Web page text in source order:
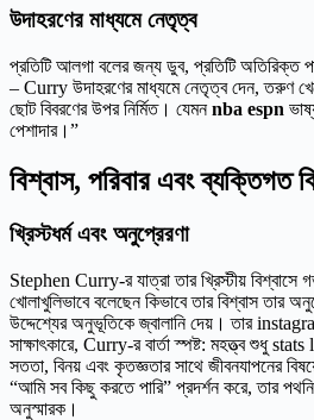
উদাহরণের মাধ্যমে নেতৃত্ব
প্রতিটি আলগা বলের জন্য ডুব, প্রতিটি অতিরিক্ত
– Curry উদাহরণের মাধ্যমে নেতৃত্ব দেন, তরুণ
ছোট বিবরণের উপর নির্মিত। যেমনnba espn
পেশাদার।”
বিশ্বাস, পরিবার এবং ব্যক্তিগত
খ্রিস্টধর্ম এবং অনুপ্রেরণা
Stephen Curry-র যাত্রা তার খ্রিস্টীয় বিশ্বাসে
খোলাখুলিভাবে বলেছেন কিভাবে তার বিশ্বাস তার
উদ্দেশ্যের অনুভূতিকে জ্বালানি দেয়। তার
সাক্ষাৎকারে, Curry-র বার্তা স্পষ্ট: মহত্ত্ব শুধু
সততা, বিনয় এবং কৃতজ্ঞতার সাথে জীবনযাপনের
“আমি সব কিছু করতে পারি” প্রদর্শন করে, তার
অনুস্মারক।